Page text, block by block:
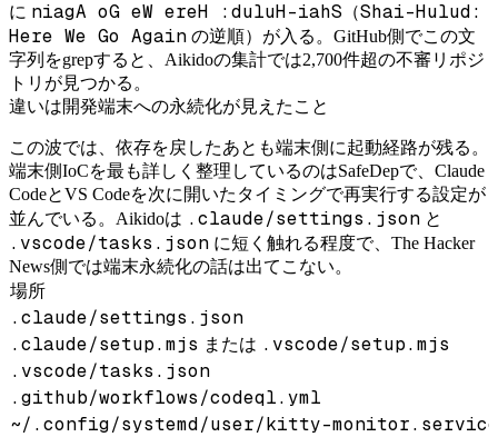
に niagA oG eW ereH :duluH-iahS （Shai-Hulud:
Here We Go Again の逆順）が入る。GitHub側でこの文
字列をgrepすると、Aikidoの集計では2,700件超の不審リポジ
トリが見つかる。
違いは開発端末への永続化が見えたこと
この波では、依存を戻したあとも端末側に起動経路が残る。
端末側IoCを最も詳しく整理しているのはSafeDepで、Claude
CodeとVS Codeを次に開いたタイミングで再実行する設定が
並んでいる。Aikidoは .claude/settings.json と
.vscode/tasks.json に短く触れる程度で、The Hacker
News側では端末永続化の話は出てこない。
場所
.claude/settings.json
.claude/setup.mjs または .vscode/setup.mjs
.vscode/tasks.json
.github/workflows/codeql.yml
~/.config/systemd/user/kitty-monitor.service